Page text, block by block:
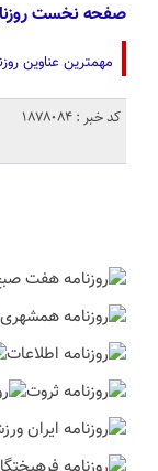
صفحه نخست روزنامه ها/
مهمترین عناوین
کد خبر : 1878084